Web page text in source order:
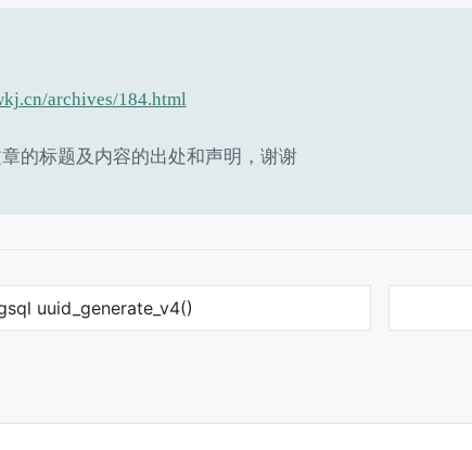
archives/184.html
的标题及内容的出处和声明，谢谢
uuid_generate_v4()